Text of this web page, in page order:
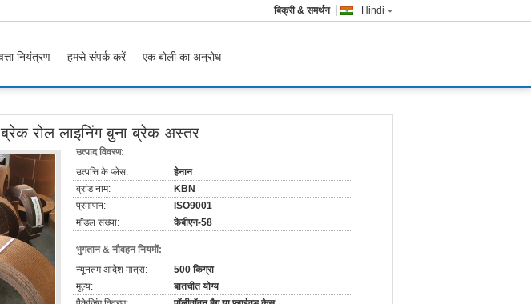
Hindi
बिक्री & समर्थन
नियंत्रण हमसे संपर्क करें एक बोली का अनुरोध
रोल लाइनिंग बुना ब्रेक अस्तर
उत्पाद विवरण:
उत्पत्ति के प्लेस:
हेनान
ब्रांड नाम:
KBN
प्रमाणन:
ISO9001
मॉडल संख्या:
केबीएन-58
भुगतान & नौवहन नियमों:
न्यूनतम आदेश मात्रा:
500 किग्रा
मूल्य:
बातचीत योग्य